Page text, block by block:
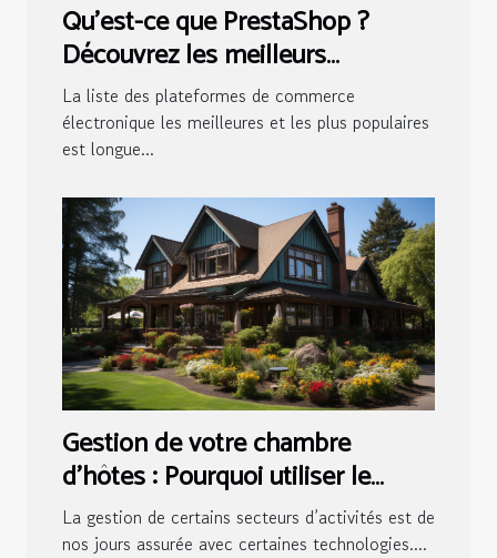
Qu'est-ce que PrestaShop ?
Découvrez les meilleurs
avantages de cette solution
La liste des plateformes de commerce
électronique les meilleures et les plus populaires
est longue...
Gestion de votre chambre
d’hôtes : Pourquoi utiliser le
logiciel pour maisons d’hôtes ?
La gestion de certains secteurs d’activités est de
nos jours assurée avec certaines technologies....